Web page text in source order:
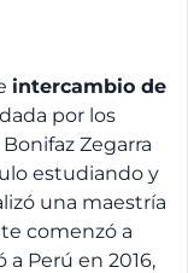
intercambio de
por los
Zegarra
estudiando y
una maestría
comenzó a
a Perú en 2016,